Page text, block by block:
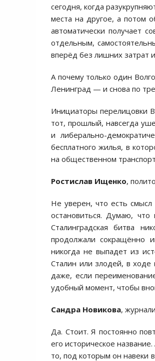
сегодня, когда
места на другое, а потом
автоматически получает
отдельным,
вперёд без лишних затрат
А почему только один
Ленинград — и снова по
Инициаторы перелицовки
тот, прошлый, навсегда
и либерально-
бесплатного жилья, в
на общественном
Ростислав Ищенко,
Не уверен, что есть
остановиться. Думаю,
Сталинградская битва
продолжали сокращённо
никогда не выпадет из
Сталин или злодей, в
даже, если
удобный момент, чтобы
Сандра Новикова,
Да. Стоит. Я постоянно
его историческое
то, под которым он навеки